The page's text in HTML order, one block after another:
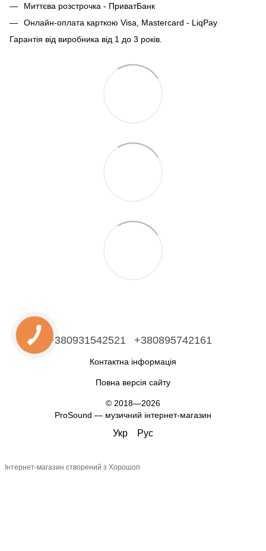
Миттєва розстрочка - ПриватБанк
Онлайн-оплата карткою Visa, Mastercard - LiqPay
Гарантія від виробника від 1 до 3 років.
+380931542521 +380895742161
Контактна інформація
Повна версія сайту
© 2018—2026
ProSound — музичний інтернет-магазин
Укр Рус
Інтернет-магазин створений з Хорошоп